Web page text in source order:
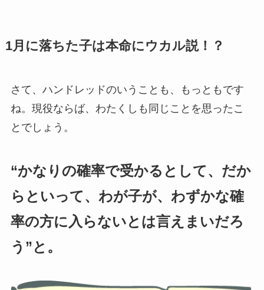
1月に落ちた子は本命にウカル説！？
さて、ハンドレッドのいうことも、もっともです
ね。現役ならば、わたくしも同じことを思ったこ
とでしょう。
“かなりの確率で受かるとして、だか
らといって、わが子が、わずかな確
率の方に入らないとは言えまいだろ
う”と。